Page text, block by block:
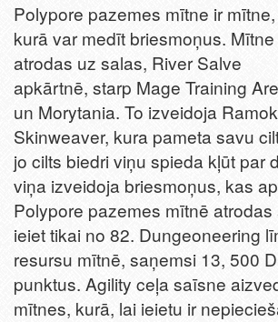
Polypore pazemes mītne ir mītne,
kurā var medīt briesmoņus. Mītne
atrodas uz salas, River Salve
apkārtnē, starp Mage Training
un Morytania. To izveidoja
Skinweaver, kura pameta savu
jo cilts biedri viņu spieda kļūt par
viņa izveidoja briesmoņus, kas
Polypore pazemes mītnē
ieiet tikai no 82. Dungeoneering
resursu mītnē, saņemsi 13, 500
punktus. Agility ceļa saīsne
mītnes, kurā, lai ieietu ir